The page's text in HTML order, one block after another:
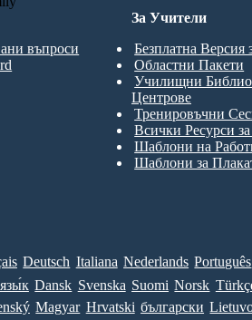
въпроси
За Учители
Безплатна Версия
Областни Пакети
Училищни
Центрове
Тренировъчни
Всички Ресурси
Шаблони на
Шаблони за
Deutsch Italiana Nederlands Português
Dansk Svenska Suomi Norsk
Magyar Hrvatski български